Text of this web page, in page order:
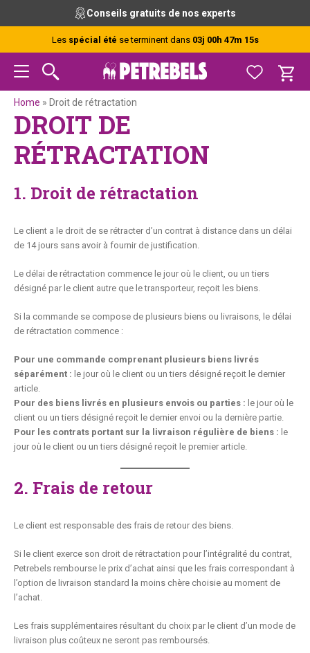
navigation
principale
principal
de
page
Conseils gratuits de nos experts
Les spécial été se terminent dans 03j 00h 47m 14s
Home » Droit de rétractation
DROIT DE
RÉTRACTATION
1. Droit de rétractation
Le client a le droit de se rétracter d’un contrat à distance dans un délai
de 14 jours sans avoir à fournir de justification.
Le délai de rétractation commence le jour où le client, ou un tiers
désigné par le client autre que le transporteur, reçoit les biens.
Si la commande se compose de plusieurs biens ou livraisons, le délai
de rétractation commence :
Pour une commande comprenant plusieurs biens livrés
séparément : le jour où le client ou un tiers désigné reçoit le dernier
article.
Pour des biens livrés en plusieurs envois ou parties : le jour où le
client ou un tiers désigné reçoit le dernier envoi ou la dernière partie.
Pour les contrats portant sur la livraison régulière de biens : le
jour où le client ou un tiers désigné reçoit le premier article.
2. Frais de retour
Le client est responsable des frais de retour des biens.
Si le client exerce son droit de rétractation pour l’intégralité du contrat,
Petrebels rembourse le prix d’achat ainsi que les frais correspondant à
l’option de livraison standard la moins chère choisie au moment de
l’achat.
Les frais supplémentaires résultant du choix par le client d’un mode de
livraison plus coûteux ne seront pas remboursés.